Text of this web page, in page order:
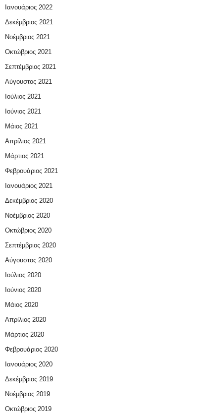
Ιανουάριος 2022
Δεκέμβριος 2021
Νοέμβριος 2021
Οκτώβριος 2021
Σεπτέμβριος 2021
Αύγουστος 2021
Ιούλιος 2021
Ιούνιος 2021
Μάιος 2021
Απρίλιος 2021
Μάρτιος 2021
Φεβρουάριος 2021
Ιανουάριος 2021
Δεκέμβριος 2020
Νοέμβριος 2020
Οκτώβριος 2020
Σεπτέμβριος 2020
Αύγουστος 2020
Ιούλιος 2020
Ιούνιος 2020
Μάιος 2020
Απρίλιος 2020
Μάρτιος 2020
Φεβρουάριος 2020
Ιανουάριος 2020
Δεκέμβριος 2019
Νοέμβριος 2019
Οκτώβριος 2019